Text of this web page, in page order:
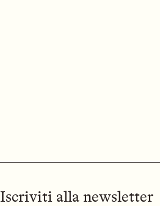
Iscriviti alla newsletter